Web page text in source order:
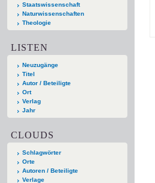
Staatswissenschaft
Naturwissenschaften
Theologie
LISTEN
Neuzugänge
Titel
Autor / Beteiligte
Ort
Verlag
Jahr
CLOUDS
Schlagwörter
Orte
Autoren / Beteiligte
Verlage